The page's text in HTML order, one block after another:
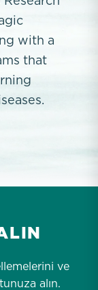
with a
that
ve
alın.